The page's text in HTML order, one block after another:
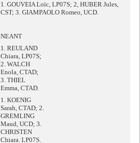
1. GOUVEIA Loïc, LP07S; 2, HUBER Jules,
CST; 3. GIAMPAOLO Romeo, UCD.
NEANT
1. REULAND
Chiara, LP07S;
2. WALCH
Enola, CTAD;
3. THIEL
Emma, CTAD.
1. KOENIG
Sarah, CTAD; 2.
GREMLING
Maud, UCD; 3.
CHRISTEN
Chiara. LP07S.